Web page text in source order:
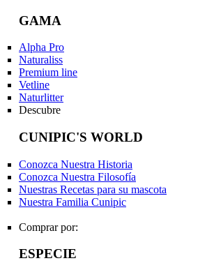
GAMA
Alpha Pro
Naturaliss
Premium line
Vetline
Naturlitter
Descubre
CUNIPIC'S WORLD
Conozca Nuestra Historia
Conozca Nuestra Filosofía
Nuestras Recetas para su mascota
Nuestra Familia Cunipic
Comprar por:
ESPECIE